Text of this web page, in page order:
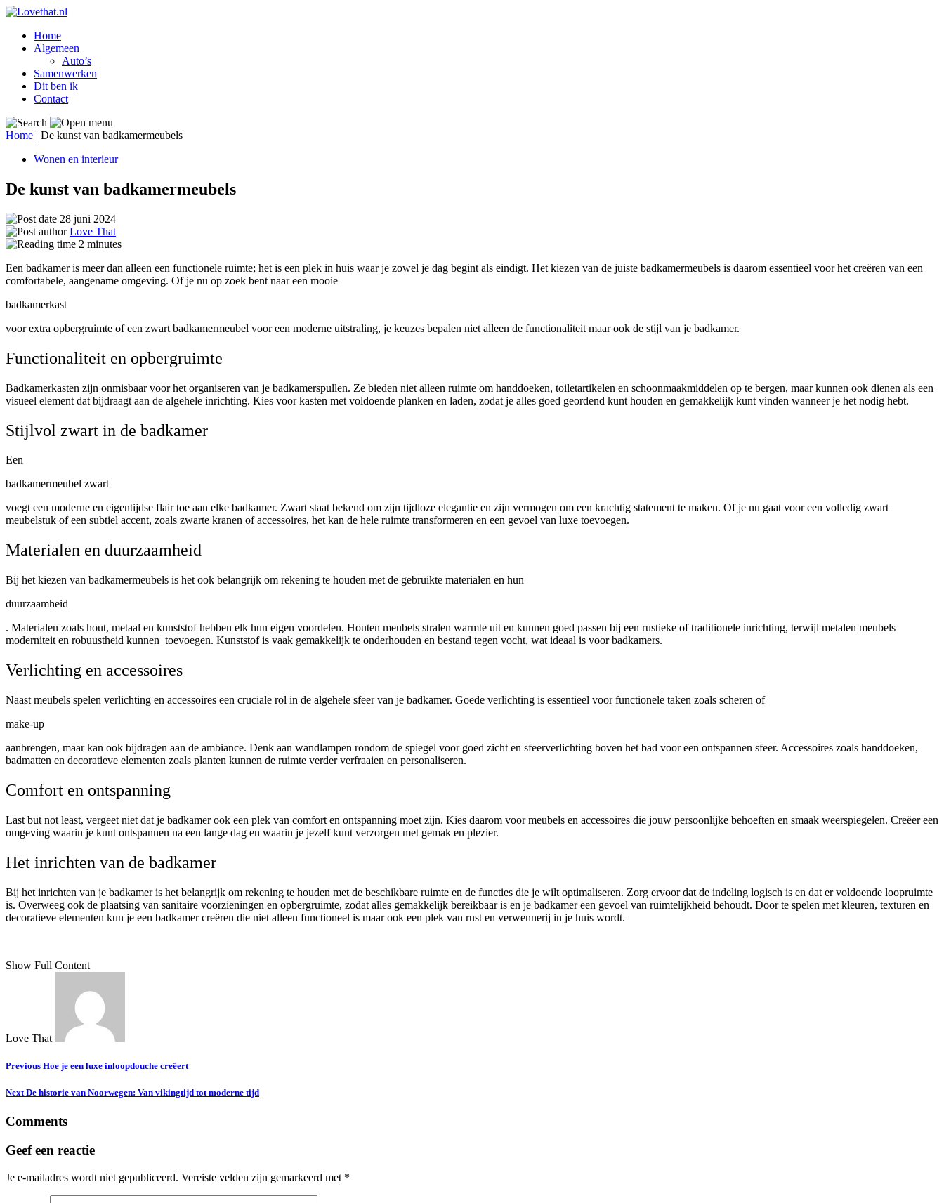
Home
Algemeen
Auto’s
Samenwerken
Dit ben ik
Contact
Home | De kunst van badkamermeubels
Wonen en interieur
De kunst van badkamermeubels
28 juni 2024
Love That
2 minutes
Een badkamer is meer dan alleen een functionele ruimte; het is een plek in huis waar je zowel je dag begint als eindigt. Het kiezen van de juiste badkamermeubels is daarom essentieel voor het creëren van een
comfortabele, aangename omgeving. Of je nu op zoek bent naar een mooie
badkamerkast
voor extra opbergruimte of een zwart badkamermeubel voor een moderne uitstraling, je keuzes bepalen niet alleen de functionaliteit maar ook de stijl van je badkamer.
Functionaliteit en opbergruimte
Badkamerkasten zijn onmisbaar voor het organiseren van je badkamerspullen. Ze bieden niet alleen ruimte om handdoeken, toiletartikelen en schoonmaakmiddelen op te bergen, maar kunnen ook dienen als een
visueel element dat bijdraagt aan de algehele inrichting. Kies voor kasten met voldoende planken en laden, zodat je alles goed geordend kunt houden en gemakkelijk kunt vinden wanneer je het nodig hebt.
Stijlvol zwart in de badkamer
Een
badkamermeubel zwart
voegt een moderne en eigentijdse flair toe aan elke badkamer. Zwart staat bekend om zijn tijdloze elegantie en zijn vermogen om een krachtig statement te maken. Of je nu gaat voor een volledig zwart
meubelstuk of een subtiel accent, zoals zwarte kranen of accessoires, het kan de hele ruimte transformeren en een gevoel van luxe toevoegen.
Materialen en duurzaamheid
Bij het kiezen van badkamermeubels is het ook belangrijk om rekening te houden met de gebruikte materialen en hun
duurzaamheid
. Materialen zoals hout, metaal en kunststof hebben elk hun eigen voordelen. Houten meubels stralen warmte uit en kunnen goed passen bij een rustieke of traditionele inrichting, terwijl metalen meubels
moderniteit en robuustheid kunnen toevoegen. Kunststof is vaak gemakkelijk te onderhouden en bestand tegen vocht, wat ideaal is voor badkamers.
Verlichting en accessoires
Naast meubels spelen verlichting en accessoires een cruciale rol in de algehele sfeer van je badkamer. Goede verlichting is essentieel voor functionele taken zoals scheren of
make-up
aanbrengen, maar kan ook bijdragen aan de ambiance. Denk aan wandlampen rondom de spiegel voor goed zicht en sfeerverlichting boven het bad voor een ontspannen sfeer. Accessoires zoals handdoeken,
badmatten en decoratieve elementen zoals planten kunnen de ruimte verder verfraaien en personaliseren.
Comfort en ontspanning
Last but not least, vergeet niet dat je badkamer ook een plek van comfort en ontspanning moet zijn. Kies daarom voor meubels en accessoires die jouw persoonlijke behoeften en smaak weerspiegelen. Creëer een
omgeving waarin je kunt ontspannen na een lange dag en waarin je jezelf kunt verzorgen met gemak en plezier.
Het inrichten van de badkamer
Bij het inrichten van je badkamer is het belangrijk om rekening te houden met de beschikbare ruimte en de functies die je wilt optimaliseren. Zorg ervoor dat de indeling logisch is en dat er voldoende loopruimte
is. Overweeg ook de plaatsing van sanitaire voorzieningen en opbergruimte, zodat alles gemakkelijk bereikbaar is en je badkamer een gevoel van ruimtelijkheid behoudt. Door te spelen met kleuren, texturen en
decoratieve elementen kun je een badkamer creëren die niet alleen functioneel is maar ook een plek van rust en verwennerij in je huis wordt.
Show Full Content
Love That
Previous Hoe je een luxe inloopdouche creëert
NextDe historie van Noorwegen: Van vikingtijd tot moderne tijd
Comments
Geef een reactie
Je e-mailadres wordt niet gepubliceerd. Vereiste velden zijn gemarkeerd met *